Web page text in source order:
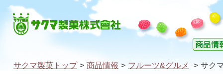
サクマ製菓トップ > 商品情報 > フルーツ&グルメ > サク